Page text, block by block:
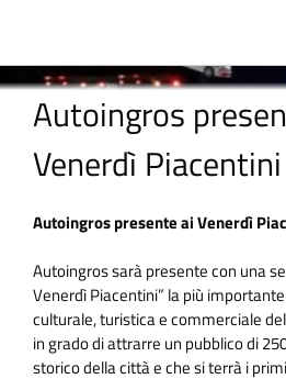
Autoingros
Venerdì Piacentini
Autoingros presente ai Venerdì
Autoingros sarà presente con una
Venerdì Piacentini” la più
culturale, turistica e commerciale
in grado di attrarre un pubblico di
storico della città e che si terrà i